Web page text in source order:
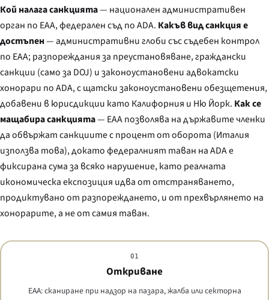
Кой налага санкцията— национален административен
орган по EAA, федерален съд по ADA. Какъв вид санкция е
достъпен— административни глоби със съдебен контрол
по EAA; разпореждания за преустановяване, граждански
санкции (само за DOJ) и законоустановени адвокатски
хонорари по ADA, с щатски законоустановени обезщетения,
добавени в юрисдикции като Калифорния и Ню Йорк. Как се
мащабира санкцията— EAA позволява на държавите членки
да обвържат санкциите с процент от оборота (Италия
използва това), докато федералният таван на ADA е
фиксирана сума за всяко нарушение, като реалната
икономическа експозиция идва от отстраняването,
продиктувано от разпореждането, и от прехвърлянето на
хонорарите, а не от самия таван.
01
Откриване
EAA: сканиране при надзор на пазара, жалба или секторна